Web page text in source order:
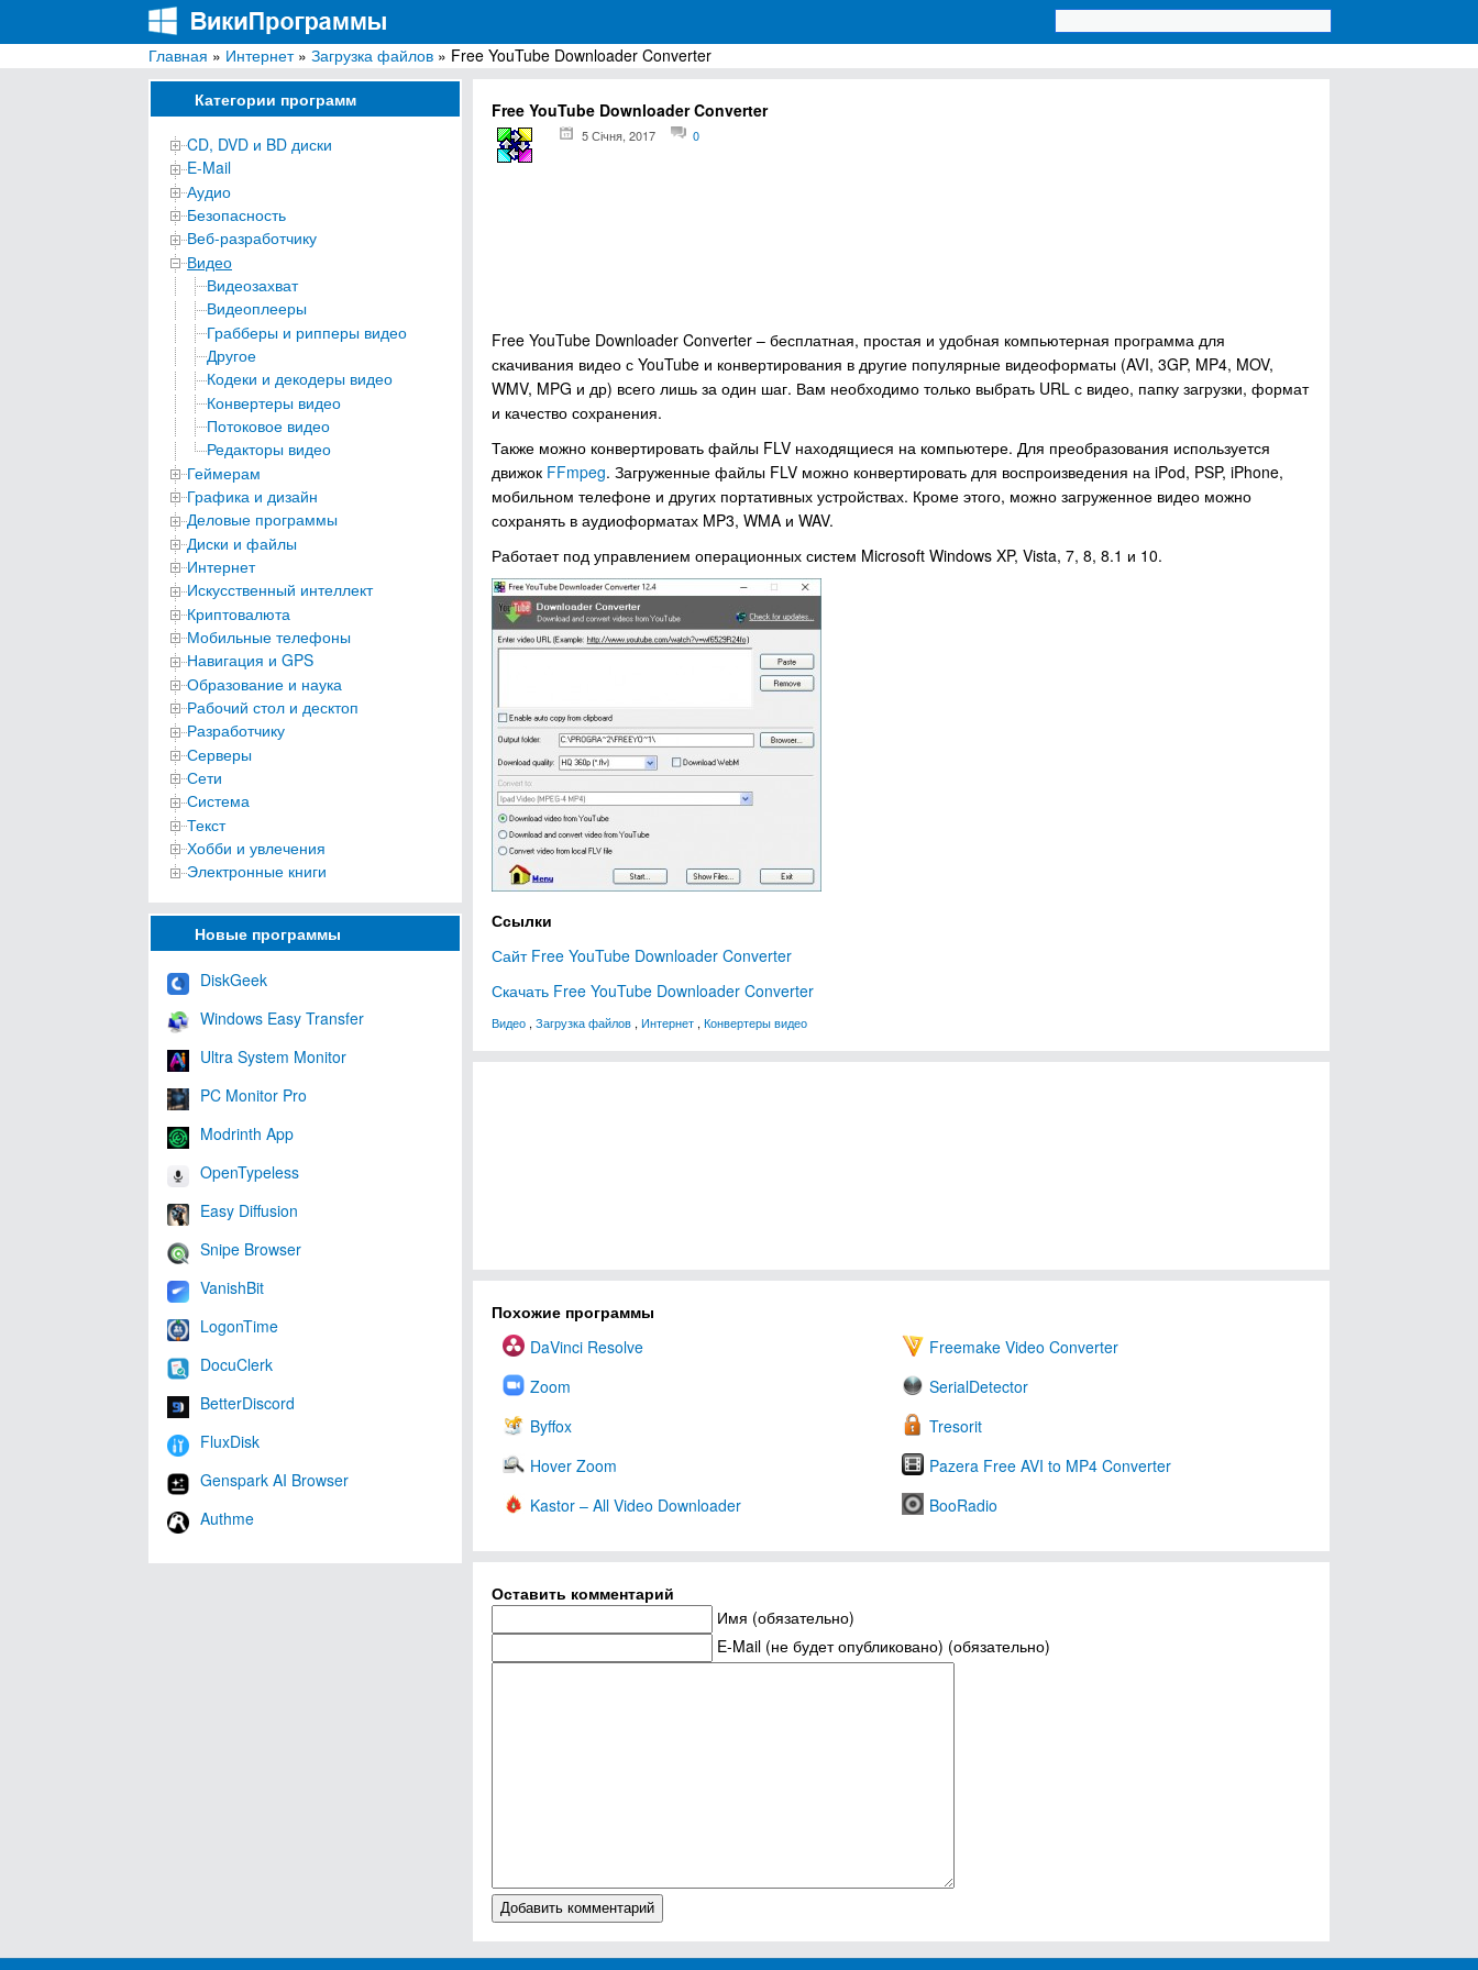
ВикиПрограммы
Энциклопедия бесплатных компьютерных программ для Windows
Главная » Интернет» Загрузка файлов » Free YouTube Downloader Converter
Категории программ
CD, DVD и BD диски
E-Mail
Аудио
Безопасность
Веб-разработчику
Видео
Видеозахват
Видеоплееры
Грабберы и рипперы видео
Другое
Кодеки и декодеры видео
Конвертеры видео
Потоковое видео
Редакторы видео
Геймерам
Графика и дизайн
Деловые программы
Диски и файлы
Интернет
Искусственный интеллект
Криптовалюта
Мобильные телефоны
Навигация и GPS
Образование и наука
Рабочий стол и десктоп
Разработчику
Серверы
Сети
Система
Текст
Хобби и увлечения
Электронные книги
Новые программы
DiskGeek
Windows Easy Transfer
Ultra System Monitor
PC Monitor Pro
Modrinth App
OpenTypeless
Easy Diffusion
Snipe Browser
VanishBit
LogonTime
DocuClerk
BetterDiscord
FluxDisk
Genspark AI Browser
Authme
Free YouTube Downloader Converter
5 Січня, 2017 0
Free YouTube Downloader Converter – бесплатная, простая и удобная компьютерная программа для
скачивания видео с YouTube и конвертирования в другие популярные видеоформаты (AVI, 3GP, MP4, MOV,
WMV, MPG и др) всего лишь за один шаг. Вам необходимо только выбрать URL с видео, папку загрузки, формат
и качество сохранения.
Также можно конвертировать файлы FLV находящиеся на компьютере. Для преобразования используется
движок FFmpeg. Загруженные файлы FLV можно конвертировать для воспроизведения на iPod, PSP, iPhone,
мобильном телефоне и других портативных устройствах. Кроме этого, можно загруженное видео можно
сохранять в аудиоформатах MP3, WMA и WAV.
Работает под управлением операционных систем Microsoft Windows XP, Vista, 7, 8, 8.1 и 10.
Ссылки
Сайт Free YouTube Downloader Converter
Скачать Free YouTube Downloader Converter
Видео , Загрузка файлов , Интернет , Конвертеры видео
Похожие программы
DaVinci Resolve
Freemake Video Converter
Zoom
SerialDetector
Byffox
Tresorit
Hover Zoom
Pazera Free AVI to MP4 Converter
Kastor – All Video Downloader
BooRadio
Оставить комментарий
Имя (обязательно)
E-Mail (не будет опубликовано) (обязательно)